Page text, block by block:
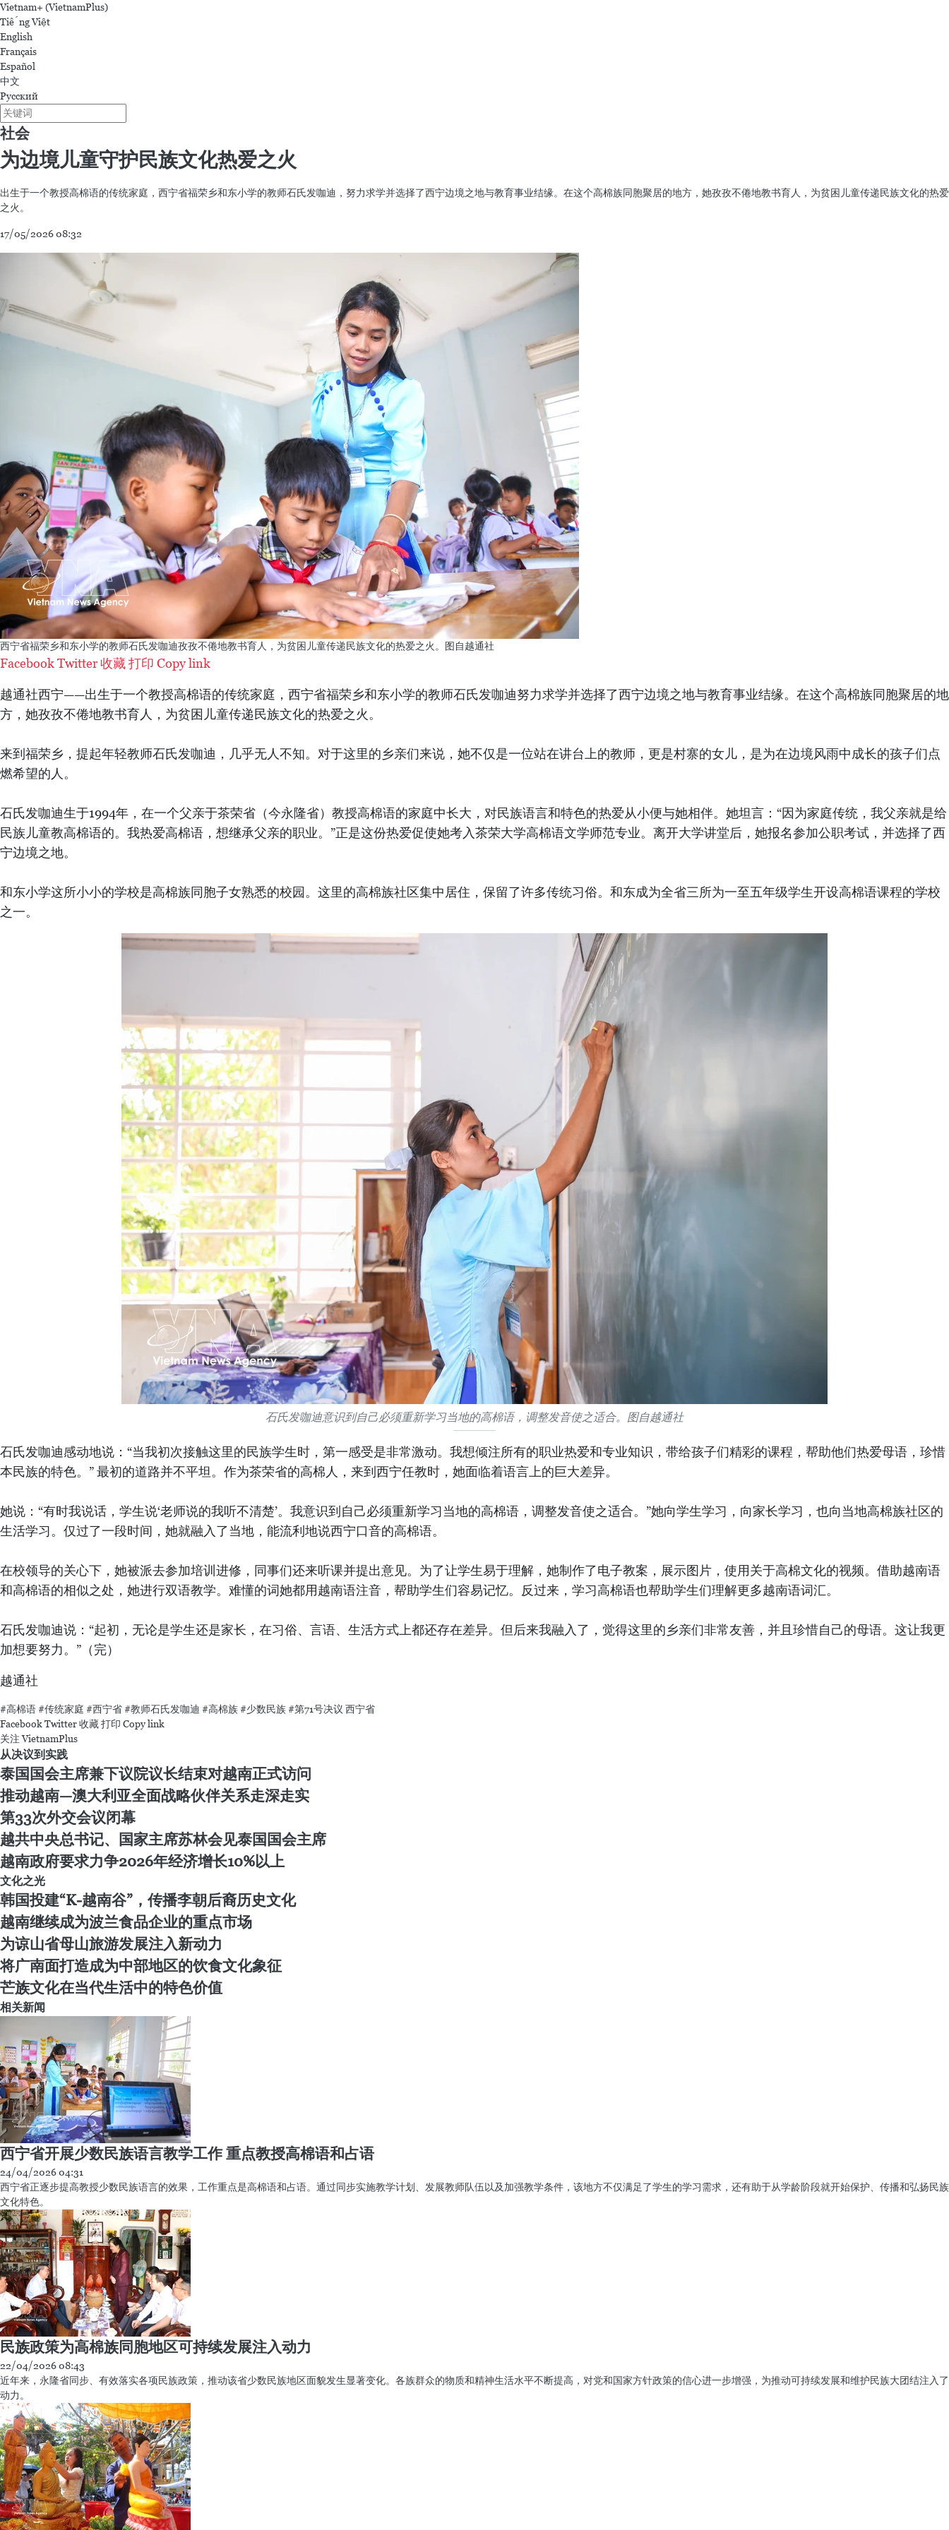
Vietnam+ (VietnamPlus)
Tiếng Việt
English
Français
Español
中文
Русский
社会
为边境儿童守护民族文化热爱之火
出生于一个教授高棉语的传统家庭，西宁省福荣乡和东小学的教师石氏发咖迪，努力求学并选择了西宁边境之地与教育事业结缘。在这个高棉族同胞聚居的地方，她孜孜不倦地教书育人，为贫困儿童传递民族文化的热爱
之火。
17/05/2026 08:32
西宁省福荣乡和东小学的教师石氏发咖迪孜孜不倦地教书育人，为贫困儿童传递民族文化的热爱之火。图自越通社
FacebookTwitter收藏 打印 Copy link
越通社西宁——出生于一个教授高棉语的传统家庭，西宁省福荣乡和东小学的教师石氏发咖迪努力求学并选择了西宁边境之地与教育事业结缘。在这个高棉族同胞聚居的地
方，她孜孜不倦地教书育人，为贫困儿童传递民族文化的热爱之火。
来到福荣乡，提起年轻教师石氏发咖迪，几乎无人不知。对于这里的乡亲们来说，她不仅是一位站在讲台上的教师，更是村寨的女儿，是为在边境风雨中成长的孩子们点
燃希望的人。
石氏发咖迪生于1994年，在一个父亲于茶荣省（今永隆省）教授高棉语的家庭中长大，对民族语言和特色的热爱从小便与她相伴。她坦言：“因为家庭传统，我父亲就是给
民族儿童教高棉语的。我热爱高棉语，想继承父亲的职业。”正是这份热爱促使她考入茶荣大学高棉语文学师范专业。离开大学讲堂后，她报名参加公职考试，并选择了西
宁边境之地。
和东小学这所小小的学校是高棉族同胞子女熟悉的校园。这里的高棉族社区集中居住，保留了许多传统习俗。和东成为全省三所为一至五年级学生开设高棉语课程的学校
之一。
石氏发咖迪意识到自己必须重新学习当地的高棉语，调整发音使之适合。图自越通社
石氏发咖迪感动地说：“当我初次接触这里的民族学生时，第一感受是非常激动。我想倾注所有的职业热爱和专业知识，带给孩子们精彩的课程，帮助他们热爱母语，珍惜
本民族的特色。” 最初的道路并不平坦。作为茶荣省的高棉人，来到西宁任教时，她面临着语言上的巨大差异。
她说：“有时我说话，学生说‘老师说的我听不清楚’。我意识到自己必须重新学习当地的高棉语，调整发音使之适合。”她向学生学习，向家长学习，也向当地高棉族社区的
生活学习。仅过了一段时间，她就融入了当地，能流利地说西宁口音的高棉语。
在校领导的关心下，她被派去参加培训进修，同事们还来听课并提出意见。为了让学生易于理解，她制作了电子教案，展示图片，使用关于高棉文化的视频。借助越南语
和高棉语的相似之处，她进行双语教学。难懂的词她都用越南语注音，帮助学生们容易记忆。反过来，学习高棉语也帮助学生们理解更多越南语词汇。
石氏发咖迪说：“起初，无论是学生还是家长，在习俗、言语、生活方式上都还存在差异。但后来我融入了，觉得这里的乡亲们非常友善，并且珍惜自己的母语。这让我更
加想要努力。”（完）
越通社
#高棉语 #传统家庭 #西宁省 #教师石氏发咖迪 #高棉族 #少数民族 #第71号决议 西宁省
Facebook Twitter收藏打印 Copy link
关注 VietnamPlus
从决议到实践
泰国国会主席兼下议院议长结束对越南正式访问
推动越南—澳大利亚全面战略伙伴关系走深走实
第33次外交会议闭幕
越共中央总书记、国家主席苏林会见泰国国会主席
越南政府要求力争2026年经济增长10%以上
文化之光
韩国投建“K-越南谷”，传播李朝后裔历史文化
越南继续成为波兰食品企业的重点市场
为谅山省母山旅游发展注入新动力
将广南面打造成为中部地区的饮食文化象征
芒族文化在当代生活中的特色价值
相关新闻
西宁省开展少数民族语言教学工作 重点教授高棉语和占语
24/04/2026 04:31
西宁省正逐步提高教授少数民族语言的效果，工作重点是高棉语和占语。通过同步实施教学计划、发展教师队伍以及加强教学条件，该地方不仅满足了学生的学习需求，还有助于从学龄阶段就开始保护、传播和弘扬民族
文化特色。
民族政策为高棉族同胞地区可持续发展注入动力
22/04/2026 08:43
近年来，永隆省同步、有效落实各项民族政策，推动该省少数民族地区面貌发生显著变化。各族群众的物质和精神生活水平不断提高，对党和国家方针政策的信心进一步增强，为推动可持续发展和维护民族大团结注入了
动力。